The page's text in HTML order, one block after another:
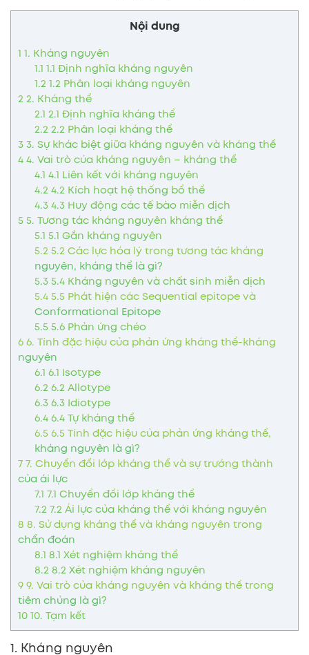
Nội dung
1 1. Kháng nguyên
1.1 1.1 Định nghĩa kháng nguyên
1.21.2 Phân loại kháng nguyên
22. Kháng thể
2.1 2.1 Định nghĩa kháng thể
2.22.2 Phân loại kháng thể
33. Sự khác biệt giữa kháng nguyên và kháng thể
44. Vai trò của kháng nguyên – kháng thể
4.1 4.1 Liên kết với kháng nguyên
4.24.2 Kích hoạt hệ thống bổ thể
4.34.3 Huy động các tế bào miễn dịch
55. Tương tác kháng nguyên kháng thể
5.1 5.1 Gắn kháng nguyên
5.25.2 Các lực hóa lý trong tương tác kháng
nguyên, kháng thể là gì?
5.35.4 Kháng nguyên và chất sinh miễn dịch
5.45.5 Phát hiện các Sequential epitope và
Conformational Epitope
5.55.6 Phản ứng chéo
66. Tính đặc hiệu của phản ứng kháng thể-kháng
nguyên
6.1 6.1 Isotype
6.26.2 Allotype
6.36.3 Idiotype
6.46.4 Tự kháng thể
6.56.5 Tính đặc hiệu của phản ứng kháng thể,
kháng nguyên là gì?
77. Chuyển đổi lớp kháng thể và sự trưởng thành
của ái lực
7.1 7.1 Chuyển đổi lớp kháng thể
7.27.2 Ái lực của kháng thể với kháng nguyên
8 8. Sử dụng kháng thể và kháng nguyên trong
chẩn đoán
8.1 8.1 Xét nghiệm kháng thể
8.28.2 Xét nghiệm kháng nguyên
99. Vai trò của kháng nguyên và kháng thể trong
tiêm chủng là gì?
1010. Tạm kết
1. Kháng nguyên